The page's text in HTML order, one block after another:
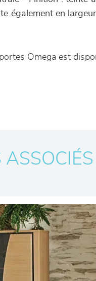
également en
Omega est